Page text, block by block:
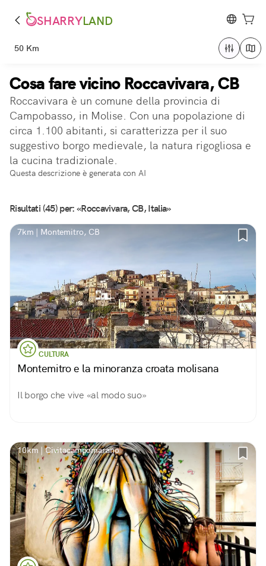
SHARRYLAND
50 Km
Cosa fare vicino Roccavivara, CB
Roccavivara è un comune della provincia di
Campobasso, in Molise. Con una popolazione di
circa 1.100 abitanti, si caratterizza per il suo
suggestivo borgo medievale, la natura rigogliosa e
la cucina tradizionale.
Questa descrizione è generata con AI
Risultati (45) per: «Roccavivara, CB, Italia»
7km | Montemitro, CB
CULTURA
Montemitro e la minoranza croata molisana
Il borgo che vive «al modo suo»
10km | Civitacampomarano